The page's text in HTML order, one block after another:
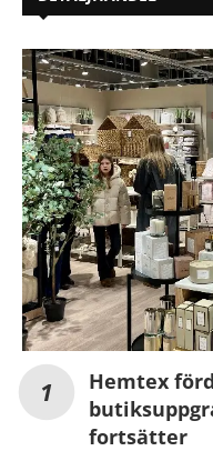
Hemtex
fortsätter